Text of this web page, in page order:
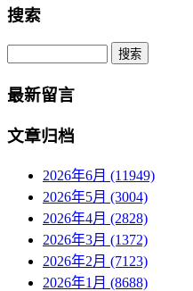
搜索
Search
最新留言
文章归档
2026年6月 (11949)
2026年5月 (3004)
2026年4月 (2828)
2026年3月 (1372)
2026年2月 (7123)
2026年1月 (8688)